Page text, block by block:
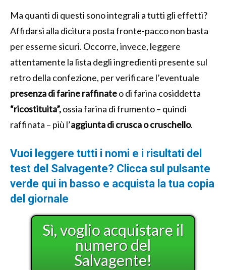
Ma quanti di questi sono integrali a tutti gli effetti?
Affidarsi alla dicitura posta fronte-pacco non basta
per esserne sicuri. Occorre, invece, leggere
attentamente la lista degli ingredienti presente sul
retro della confezione, per verificare l’eventuale
presenza di farine raffinateo di farina cosiddetta
“ricostituita”,ossia farina di frumento – quindi
raffinata – più l’aggiunta di crusca o cruschello.
Vuoi leggere tutti i nomi e i risultati del
test del Salvagente? Clicca sul pulsante
verde qui in basso e acquista la tua copia
del giornale
Sì, voglio acquistare il
numero del
Salvagente!